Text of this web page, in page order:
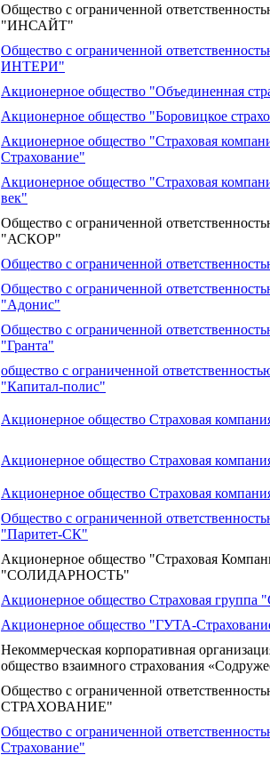
Общество с ограниченной
"ИНСАЙТ"
Общество с ограниченной
ИНТЕРИ"
Акционерное общество "Объединенная
Акционерное общество "Боровицкое
Акционерное общество "Страховая
Страхование"
Акционерное общество "Страховая
век"
Общество с ограниченной
"АСКОР"
Общество с ограниченной
Общество с ограниченной
"Адонис"
Общество с ограниченной
"Гранта"
общество с ограниченной
"Капитал-полис"
Акционерное общество Страховая
Акционерное общество Страховая
Акционерное общество Страховая
Общество с ограниченной
"Паритет-СК"
Акционерное общество "Страховая
"СОЛИДАРНОСТЬ"
Акционерное общество Страховая группа
Акционерное общество "ГУТА-
Некоммерческая корпоративная
общество взаимного страхования
Общество с ограниченной
СТРАХОВАНИЕ"
Общество с ограниченной
Страхование"